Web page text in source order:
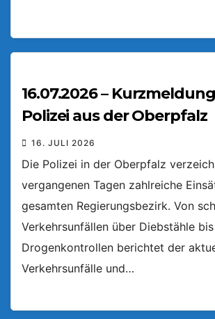
16.07.2026 –
Polizei aus der Oberpfalz
16. JULI 2026
Die Polizei in der Oberpfalz
vergangenen Tagen zahlreiche
gesamten Regierungsbezirk. Von
Verkehrsunfällen über Diebstähle
Drogenkontrollen berichtet der
Verkehrsunfälle und…